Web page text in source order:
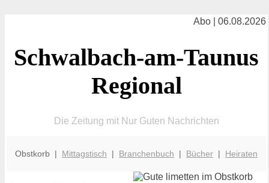
Abo | 06.08.2026
Schwalbach-am-Taunus
Regional
Die Zeitung mit Nur Guten Nachrichten
Obstkorb | Mittagstisch | Branchenbuch | Bücher | Heiraten